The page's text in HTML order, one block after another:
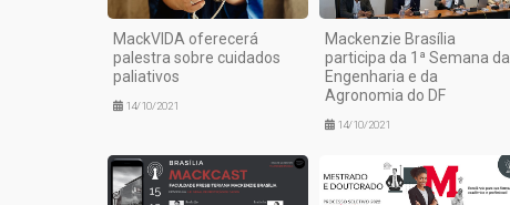
MackVIDA oferecerá
palestra sobre cuidados
paliativos
14/10/2021
Mackenzie Brasília
participa da 1ª Semana da
Engenharia e da
Agronomia do DF
14/10/2021